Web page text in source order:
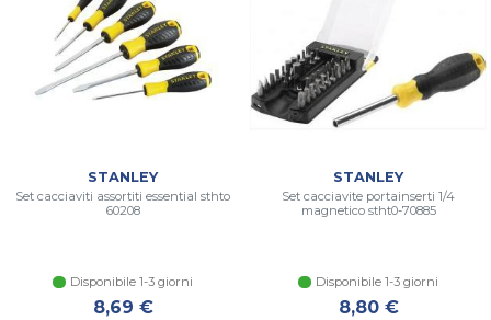
STANLEY
Set cacciaviti assortiti essential sthto
60208
Disponibile 1-3 giorni
8,69 €
STANLEY
Set cacciavite portainserti 1/4
magnetico stht0-70885
Disponibile 1-3 giorni
8,80 €